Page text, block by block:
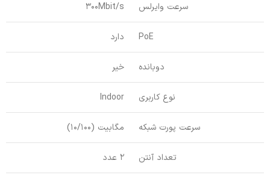
سرعت وایرلس 300Mbit/s
PoE دارد
دوبانده خیر
نوع کاربری Indoor
سرعت پورت شبکه مگابیت (10/100)
تعداد آنتن 2 عدد